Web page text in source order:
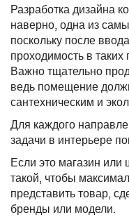
Разработка дизайна
наверно, одна из
поскольку после
проходимость в
Важно тщательно
ведь помещение
сантехническим и
Для каждого
задачи в интерьере
Если это магазин
такой, чтобы
представить товар,
бренды или модели.